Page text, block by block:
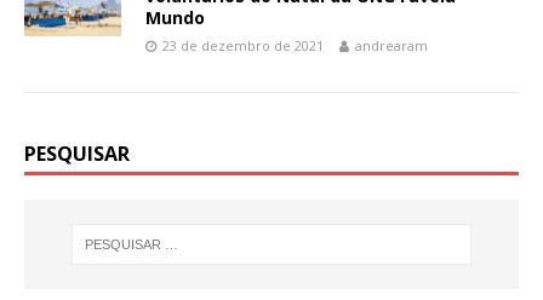
Mundo
23 de dezembro de 2021 andrearam
PESQUISAR